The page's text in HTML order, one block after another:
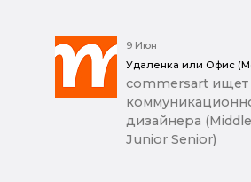
9 Июн
Удаленка или Офис
commersart ищет
дизайнера
Junior Senior)